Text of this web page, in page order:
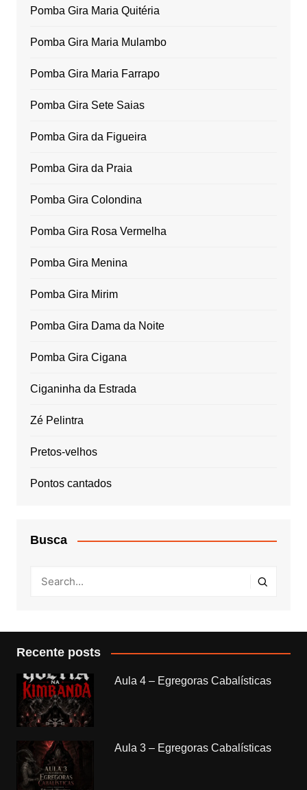
Pomba Gira Maria Quitéria
Pomba Gira Maria Mulambo
Pomba Gira Maria Farrapo
Pomba Gira Sete Saias
Pomba Gira da Figueira
Pomba Gira da Praia
Pomba Gira Colondina
Pomba Gira Rosa Vermelha
Pomba Gira Menina
Pomba Gira Mirim
Pomba Gira Dama da Noite
Pomba Gira Cigana
Ciganinha da Estrada
Zé Pelintra
Pretos-velhos
Pontos cantados
Busca
Recente posts
Aula 4 – Egregoras Cabalísticas
Aula 3 – Egregoras Cabalísticas